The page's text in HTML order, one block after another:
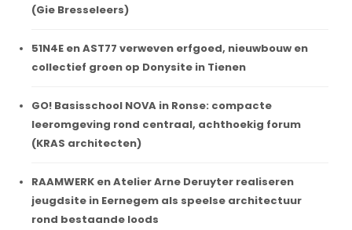
(Gie Bresseleers)
51N4E en AST77 verweven erfgoed, nieuwbouw en
collectief groen op Donysite in Tienen
GO! Basisschool NOVA in Ronse: compacte
leeromgeving rond centraal, achthoekig forum
(KRAS architecten)
RAAMWERK en Atelier Arne Deruyter realiseren
jeugdsite in Eernegem als speelse architectuur
rond bestaande loods